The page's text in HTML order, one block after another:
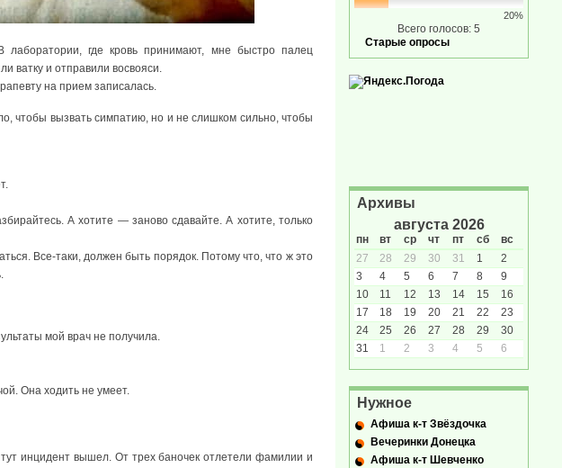
где кровь принимают, мне быстро палец
ватку и отправили восвояси.
на прием записалась.
чтобы вызвать симпатию, но и не слишком сильно, чтобы
А хотите — заново сдавайте. А хотите, только
Все-таки, должен быть порядок. Потому что, что ж это
мой врач не получила.
Она ходить не умеет.
инцидент вышел. От трех баночек отлетели фамилии и
20%
Всего голосов: 5
Старые опросы
Архивы
августа 2026
пн вт ср чт пт сб
вс
27
28 29 30 31 1
2
3
4 5 6 7 8
9
10
11 12 13 14 15
16
17
18 19 20 21 22
23
24
25 26 27 28 29
30
31
1 2 3 4 5 6
Нужное
Афиша к-т Звёздочка
Вечеринки Донецка
Афиша к-т Шевченко